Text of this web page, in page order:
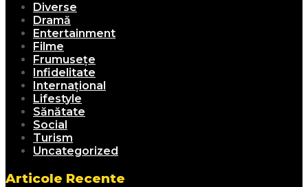
Diverse
Dramă
Entertainment
Filme
Frumusețe
Infidelitate
Internațional
Lifestyle
Sănătate
Social
Turism
Uncategorized
Articole Recente